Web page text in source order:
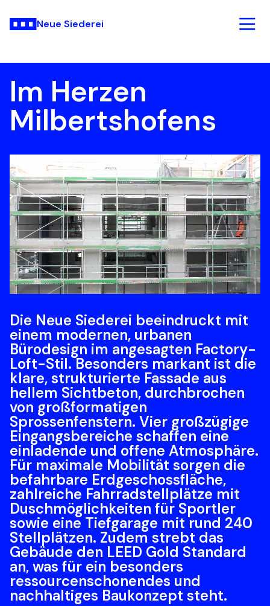
Neue Siederei
Im Herzen
Milbertshofens
Die Neue Siederei beeindruckt mit
einem modernen, urbanen
Bürodesign im angesagten Factory-
Loft-Stil. Besonders markant ist die
klare, strukturierte Fassade aus
hellem Sichtbeton, durchbrochen
von großformatigen
Sprossenfenstern. Vier großzügige
Eingangsbereiche schaffen eine
einladende und offene Atmosphäre.
Für maximale Mobilität sorgen die
befahrbare Erdgeschossfläche,
zahlreiche Fahrradstellplätze mit
Duschmöglichkeiten für Sportler
sowie eine Tiefgarage mit rund 240
Stellplätzen. Zudem strebt das
Gebäude den LEED Gold Standard
an, was für ein besonders
ressourcenschonendes und
nachhaltiges Baukonzept steht.